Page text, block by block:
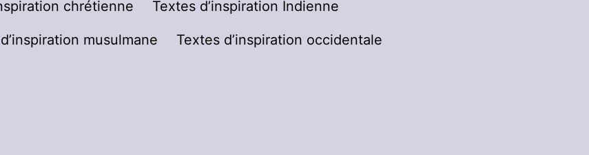
chrétienne Textes d’inspiration Indienne
musulmane Textes d’inspiration occidentale